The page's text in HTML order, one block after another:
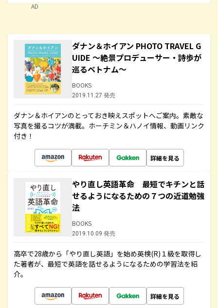
AD
ダナン＆ホイアン PHOTO TRAVEL G
UIDE ～絶景プロデューサー・詩歩が
巡るベトナム～
BOOKS
2019.11.27 発売
ダナン＆ホイアンのとっておき映えスポットへご案内。素敵な
写真を撮るコツが満載。ホーチミン＆ハノイ情報、動画リンク
付き！
詳細を見る
やり直し英語革命 最短でキチンと話
せるようになるための７つの近道勉強
法
BOOKS
2019.10.09 発売
高卒で28歳から「やり直し英語」を始め英検(R)１級を取得し
た著者が、最短で英語を話せるようになるための学習法を紹
介。
詳細を見る